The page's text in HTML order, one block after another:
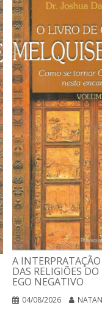
A
DAS RELIGIÕES
EGO NEGATIVO
04/08/2026 NATAN